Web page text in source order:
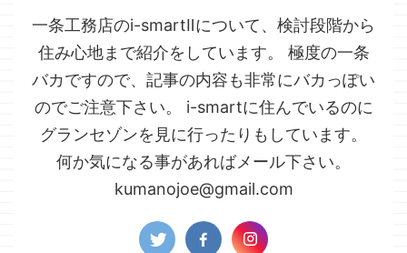
一条工務店のi-smartⅡについて、検討段階から
住み心地まで紹介をしています。 極度の一条
バカですので、記事の内容も非常にバカっぽい
のでご注意下さい。 i-smartに住んでいるのに
グランセゾンを見に行ったりもしています。
何か気になる事があればメール下さい。
kumanojoe@gmail.com